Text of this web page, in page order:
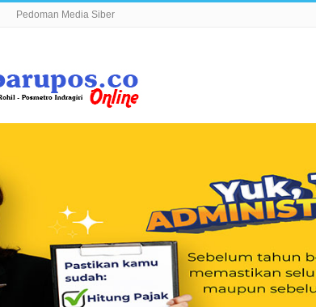
Pedoman Media Siber